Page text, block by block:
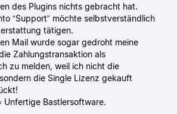
des Plugins nichts gebracht hat.
“Support” möchte selbstverständlich
tätigen.
Mail wurde sogar gedroht meine
Zahlungstransaktion als
zu melden, weil ich nicht die
die Single Lizenz gekauft
Unfertige Bastlersoftware.